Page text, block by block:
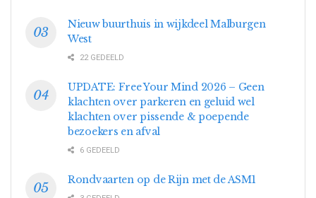
Nieuw buurthuis in wijkdeel Malburgen
West
22 GEDEELD
UPDATE: Free Your Mind 2026 – Geen
klachten over parkeren en geluid wel
klachten over pissende & poepende
bezoekers en afval
6 GEDEELD
Rondvaarten op de Rijn met de ASM1